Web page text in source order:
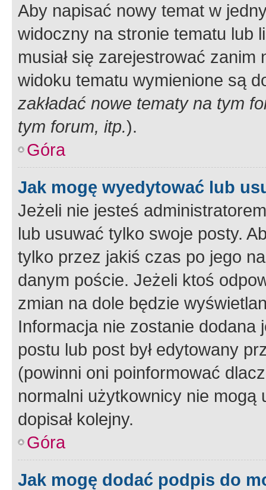
Aby napisać nowy temat w
widoczny na stronie tematu lub
musiał się zarejestrować
widoku tematu wymienione są
zakładać nowe tematy na tym
tym forum, itp.).
Góra
Jak mogę wyedytować lub
Jeżeli nie jesteś
lub usuwać tylko swoje posty.
tylko przez jakiś czas po jego
danym poście. Jeżeli ktoś
zmian na dole będzie
Informacja nie zostanie dodana
postu lub post był edytowany
(powinni oni poinformować
normalni użytkownicy nie
dopisał kolejny.
Góra
Jak mogę dodać podpis do